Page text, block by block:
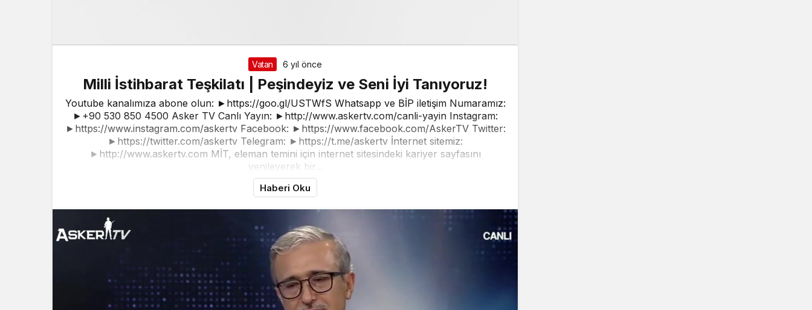
Vatan 6 yıl önce
Milli İstihbarat Teşkilatı | Peşindeyiz ve Seni İyi Tanıyoruz!
Youtube kanalımıza abone olun: ►https://goo.gl/USTWfS Whatsapp ve BİP iletişim Numaramız:
►+90 530 850 4500 Asker TV Canlı Yayın: ►http://www.askertv.com/canli-yayin Instagram:
►https://www.instagram.com/askertv Facebook: ►https://www.facebook.com/AskerTV Twitter:
►https://twitter.com/askertv Telegram: ►https://t.me/askertv İnternet sitemiz:
►http://www.askertv.com MİT, eleman temini için internet sitesindeki kariyer sayfasını
yenileyerek bir...
Haberi Oku